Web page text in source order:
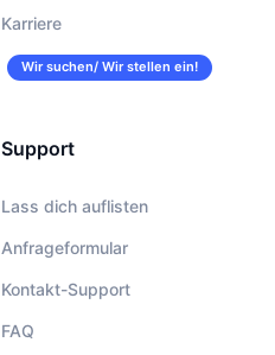
Karriere
Wir suchen/ Wir stellen ein!
Support
Lass dich auflisten
Anfrageformular
Kontakt-Support
FAQ